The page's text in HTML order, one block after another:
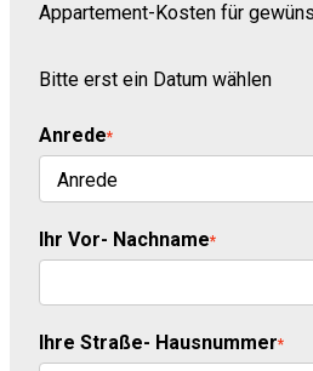
Appartement-Kosten für
Bitte erst ein Datum wählen
Anrede*
Ihr Vor- Nachname*
Ihre Straße- Hausnummer*